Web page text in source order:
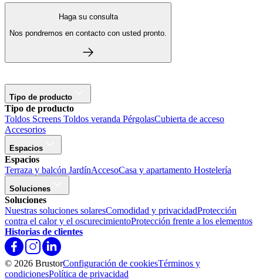
Haga su consulta
Nos pondremos en contacto con usted pronto.
Tipo de producto
Tipo de producto
Toldos Screens Toldos veranda PérgolasCubierta de acceso
Accesorios
Espacios
Espacios
Terraza y balcón JardínAccesoCasa y apartamento Hostelería
Soluciones
Soluciones
Nuestras soluciones solaresComodidad y privacidadProtección
contra el calor y el oscurecimientoProtección frente a los elementos
Historias de clientes
© 2026 BrustorConfiguración de cookiesTérminos y
condicionesPolítica de privacidad